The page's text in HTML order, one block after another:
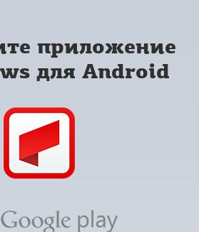
приложение
для Android